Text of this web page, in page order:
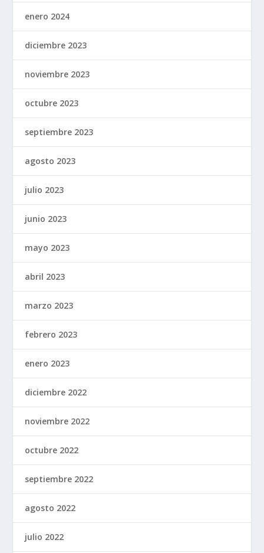
enero 2024
diciembre 2023
noviembre 2023
octubre 2023
septiembre 2023
agosto 2023
julio 2023
junio 2023
mayo 2023
abril 2023
marzo 2023
febrero 2023
enero 2023
diciembre 2022
noviembre 2022
octubre 2022
septiembre 2022
agosto 2022
julio 2022